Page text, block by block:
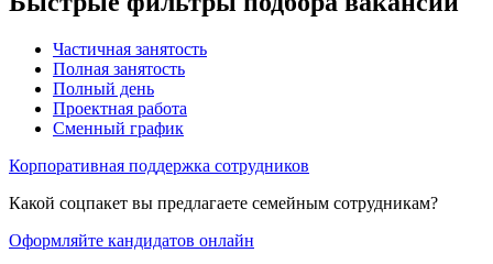
Частичная занятость
Полная занятость
Полный день
Проектная работа
Сменный график
Корпоративная поддержка сотрудников
Какой соцпакет вы предлагаете семейным сотрудникам?
Оформляйте кандидатов онлайн